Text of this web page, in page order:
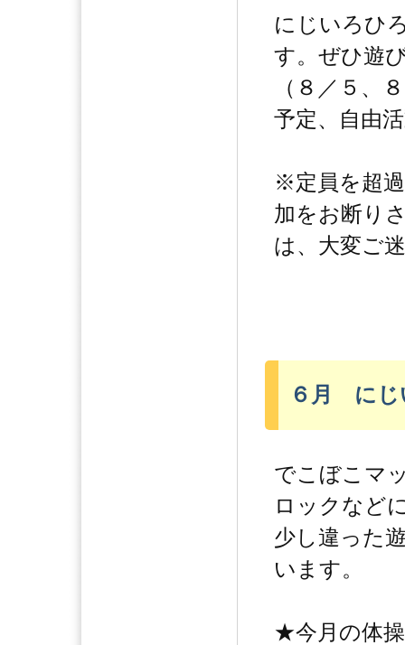
にじいろひ
す。ぜひ遊
（８／５、
予定、自由
※定員を超
加をお断り
は、大変ご
６月 にじ
でこぼこマ
ロックなど
少し違った
います。
★今月の体